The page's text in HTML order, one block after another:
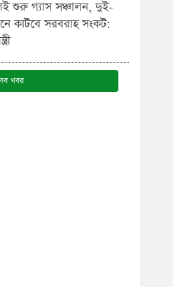
শুরু গ্যাস সঞ্চালন, দুই-
কাটবে সরবরাহ সংকট:
খবর